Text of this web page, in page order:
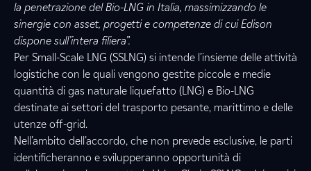
la penetrazione del Bio-LNG in Italia, massimizzando le
sinergie con asset, progetti e competenze di cui Edison
dispone sull’intera filiera”.
Per Small-Scale LNG (SSLNG) si intende l’insieme delle attività
logistiche con le quali vengono gestite piccole e medie
quantità di gas naturale liquefatto (LNG) e Bio-LNG
destinate ai settori del trasporto pesante, marittimo e delle
utenze off-grid.
Nell’ambito dell’accordo, che non prevede esclusive, le parti
identificheranno e svilupperanno opportunità di